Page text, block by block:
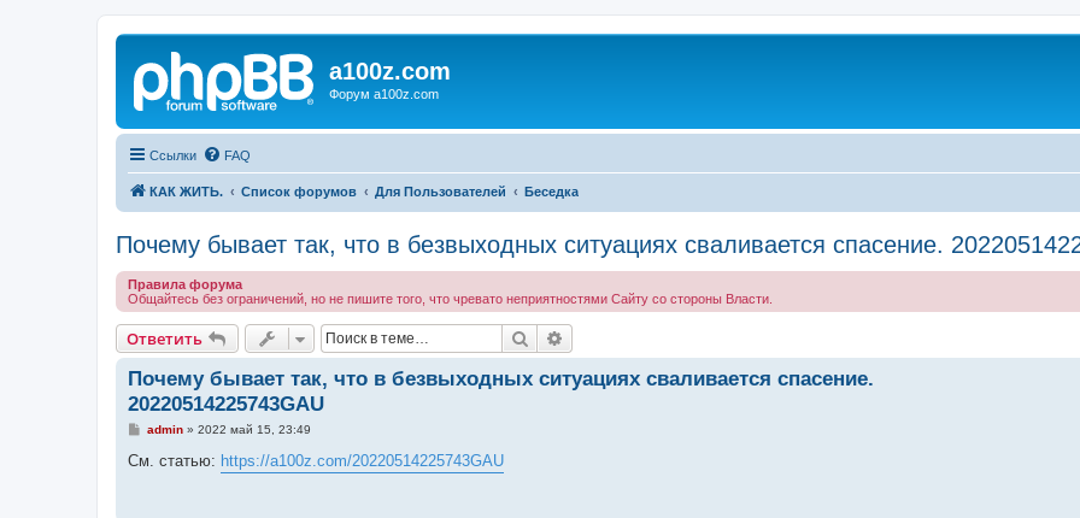
a100z.com
Форум a100z.com
Ссылки FAQ
КАК ЖИТЬ. Список форумов Для Пользователей Беседка
Почему бывает так, что в безвыходных ситуациях сваливается спасение.
Правила форума
Общайтесь без ограничений, но не пишите того, что чревато неприятностями Сайту со стороны Власти.
Ответить Поиск
Почему бывает так, что в безвыходных ситуациях сваливается спасение.
20220514225743GAU
С
о
admin» 2022 май 15, 23:49
См. статью: https://a100z.com/20220514225743GAU